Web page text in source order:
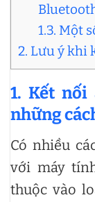
1.3. Một
2. Lưu ý khi
1. Kết
những
Có nhiều
với máy
thuộc vào